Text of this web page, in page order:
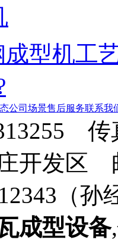
成型机工
公司场景售后服务联系我
开发区
（孙
成型设备,